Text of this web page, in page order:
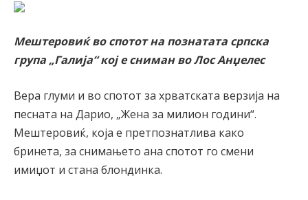
Мештеровиќ во спотот на познатата српска
група „Галија“ кој е сниман во Лос Анџелес
Вера глуми и во спотот за хрватската верзија на
песната на Дарио, „Жена за милион години“.
Мештеровиќ, која е претпознатлива како
бринета, за снимањето ана спотот го смени
имиџот и стана блондинка.